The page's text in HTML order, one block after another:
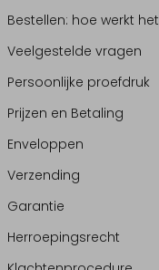
Bestellen: hoe werkt het
Veelgestelde vragen
Persoonlijke proefdruk
Prijzen en Betaling
Enveloppen
Verzending
Garantie
Herroepingsrecht